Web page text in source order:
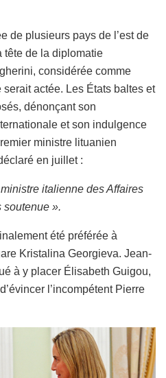
de plusieurs pays de l’est de
tête de la diplomatie
considérée comme
actée. Les États baltes et
dénonçant son
et son indulgence
ministre lituanien
en juillet :
italienne des Affaires
soutenue ».
été préférée à
Kristalina Georgieva. Jean-
à y placer Élisabeth Guigou,
l’incompétent Pierre